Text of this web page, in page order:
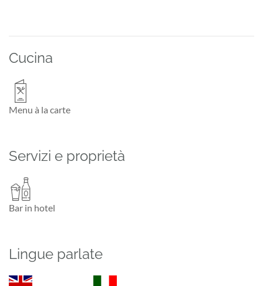
Cucina
Menu à la carte
Servizi e proprietà
Bar in hotel
Lingue parlate